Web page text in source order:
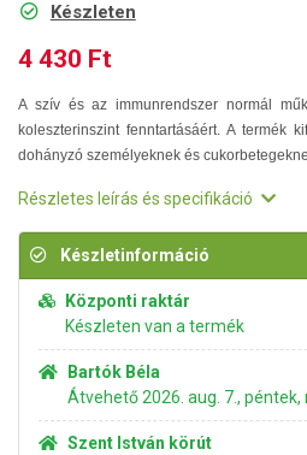
Készleten
4 430 Ft
A szív és az immunrendszer normál
koleszterinszint fenntartásáért. A termék
dohányzó személyeknek és
Részletes leírás és specifikáció
Készletinformáció
Központi raktár
Készleten van a termék
Bartók Béla
Átvehető 2026. aug. 7., péntek,
Szent István körút